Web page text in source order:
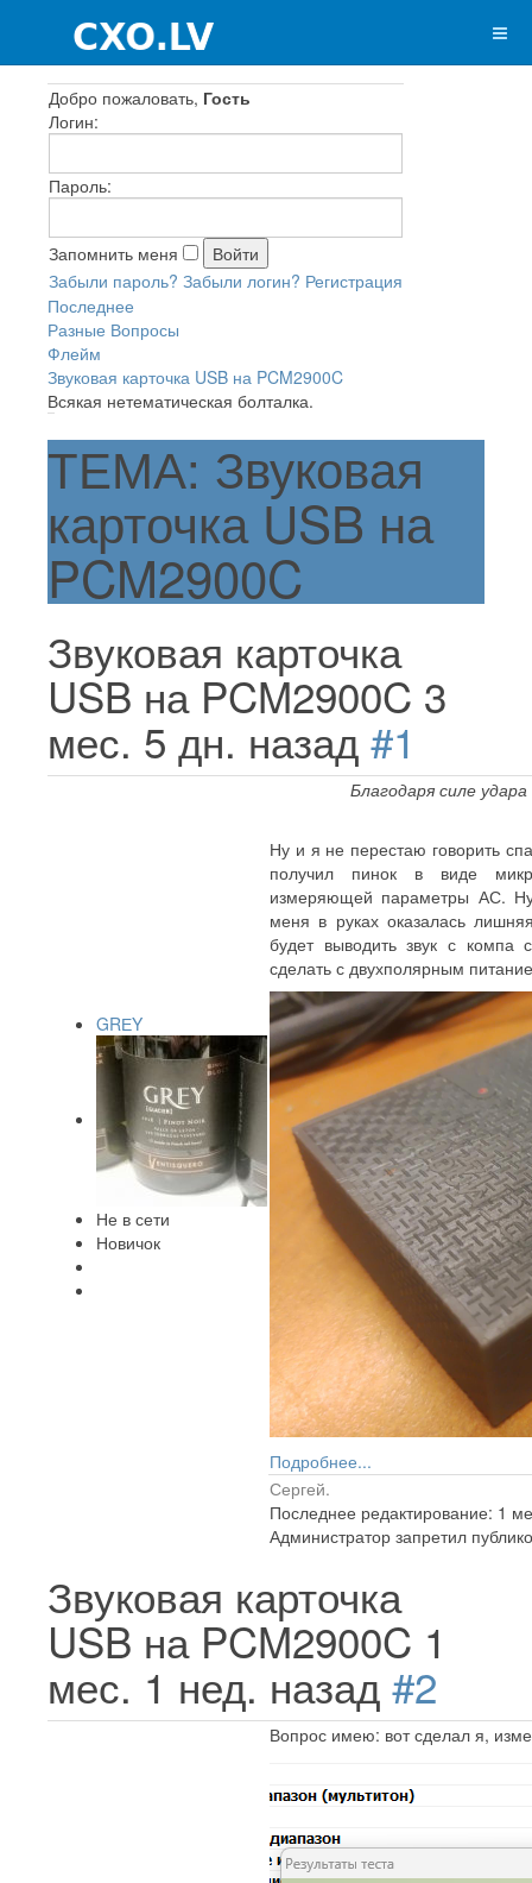
Добро пожаловать, Гость
Логин:
Пароль:
Запомнить меня
Забыли пароль? Забыли логин? Регистрация
Последнее
Разные Вопросы
Флейм
Звуковая карточка USB на PCM2900C
Всякая нетематическая болталка.
ТЕМА: Звуковая
карточка USB на
PCM2900C
Звуковая карточка
USB на PCM2900C 3
мес. 5 дн. назад #1
GRЕY
Не в сети
Новичок
Благодаря силе
Ну и я не перестаю говорить
получил пинок в виде
измеряющей параметры АС. Ну
меня в руках оказалась
будет выводить звук с компа
сделать с двухполярным
Подробнее...
Сергей.
Последнее редактирование: 1
Администратор запретил
Звуковая карточка
USB на PCM2900C 1
мес. 1 нед. назад #2
Вопрос имею: вот сделал я,